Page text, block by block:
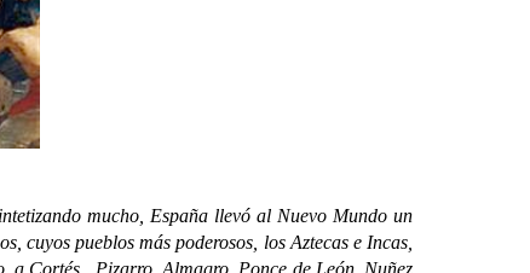
mucho, España llevó al Nuevo Mundo un
pueblos más poderosos, los Aztecas e Incas,
a Cortés, Pizarro, Almagro, Ponce de León, Nuñez